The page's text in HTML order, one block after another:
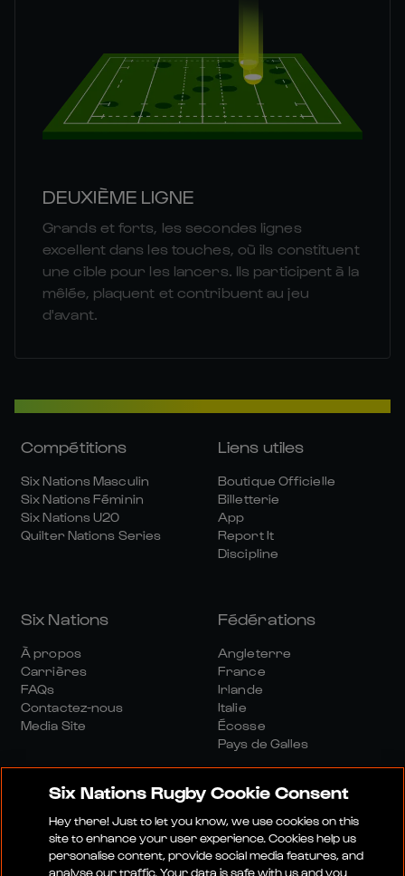
DEUXIÈME LIGNE
Grands et forts, les secondes lignes
excellent dans les touches, où ils constituent
une cible pour les lancers. Ils participent à la
mêlée, plaquent et contribuent au jeu
d'avant.
Compétitions
Six Nations Masculin
Six Nations Féminin
Six Nations U20
Quilter Nations Series
Liens utiles
Boutique Officielle
Billetterie
App
Report It
Discipline
Six Nations
À propos
Carrières
FAQs
Contactez-nous
Media Site
Fédérations
Angleterre
France
Irlande
Italie
Écosse
Pays de Galles
Site Média Conditions Générales
Six Nations Rugby Cookie Consent
Hey there! Just to let you know, we use cookies on this
site to enhance your user experience. Cookies help us
personalise content, provide social media features, and
analyse our traffic. Your data is safe with us and you